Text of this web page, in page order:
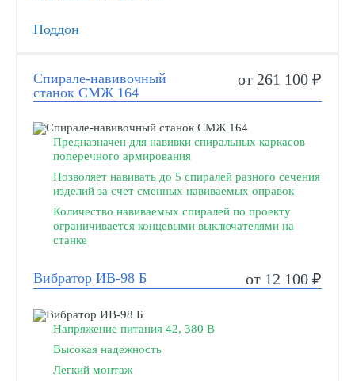
Поддон
Спирале-навивочный
станок СМЖ 164
от 261 100 ₽
Предназначен для навивки спиральных каркасов
поперечного армирования
Позволяет навивать до 5 спиралей разного сечения
изделий за счет сменных навиваемых оправок
Количество навиваемых спиралей по проекту
ограничивается концевыми выключателями на
станке
Вибратор ИВ-98 Б от 12 100 ₽
Напряжение питания 42, 380 В
Высокая надежность
Легкий монтаж